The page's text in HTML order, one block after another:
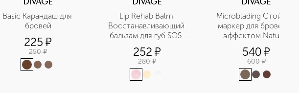
DIVAGE
Basic Карандаш для
бровей
225 ¤
250 ¤
DIVAGE
Lip Rehab Balm
Восстанавливающий
бальзам для губ SOS-
восстановление
252 ¤
280 ¤
DIVAGE
Microblading Стойкий
маркер для бровей с
эффектом Natural
Tattoo
540¤
600 ¤